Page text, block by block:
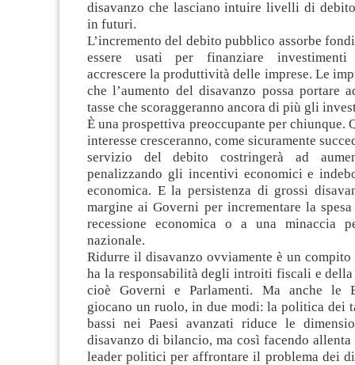
disavanzo che lasciano intuire livelli di
in futuri.
L’incremento del debito pubblico assorbe
essere usati per finanziare
accrescere la produttività delle imprese. Le
che l’aumento del disavanzo possa portare
tasse che scoraggeranno ancora di più gli
È una prospettiva preoccupante per chiunque.
interesse cresceranno, come sicuramente
servizio del debito costringerà ad
penalizzando gli incentivi economici e
economica. E la persistenza di grossi
margine ai Governi per incrementare la
recessione economica o a una minaccia
nazionale.
Ridurre il disavanzo ovviamente è un compito
ha la responsabilità degli introiti fiscali e della
cioè Governi e Parlamenti. Ma anche le
giocano un ruolo, in due modi: la politica dei
bassi nei Paesi avanzati riduce le
disavanzo di bilancio, ma così facendo allenta
leader politici per affrontare il problema dei